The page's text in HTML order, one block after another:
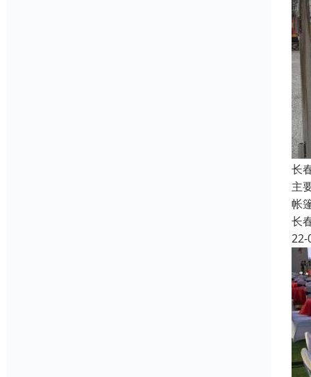
长
主
帐
长
22-